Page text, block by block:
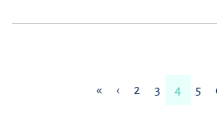
« ‹ 2 3 4 5